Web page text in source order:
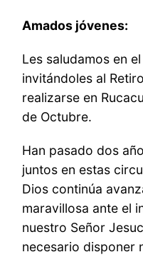
Amados jóvenes:
Les saludamos en
invitándoles al
realizarse en
de Octubre.
Han pasado dos
juntos en estas
Dios continúa
maravillosa ante el
nuestro Señor
necesario disponer